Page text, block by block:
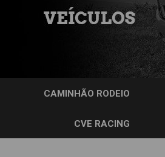
CAMINHÃO RODEIO
CVE RACING